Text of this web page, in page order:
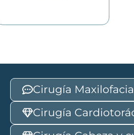
Cirugía
Cirugía